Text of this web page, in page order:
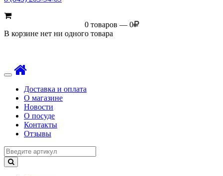
0 товаров — 0
В корзине нет ни одного товара
Toggle
navigationДоставка и оплата
О магазине
Новости
О посуде
Контакты
Отзывы